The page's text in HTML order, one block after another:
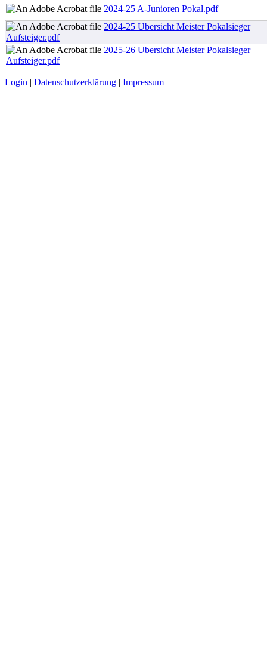
2024-25 A-Junioren Pokal.pdf
2024-25 Ubersicht Meister Pokalsieger
Aufsteiger.pdf
2025-26 Ubersicht Meister Pokalsieger
Aufsteiger.pdf
Login | Datenschutzerklärung | Impressum